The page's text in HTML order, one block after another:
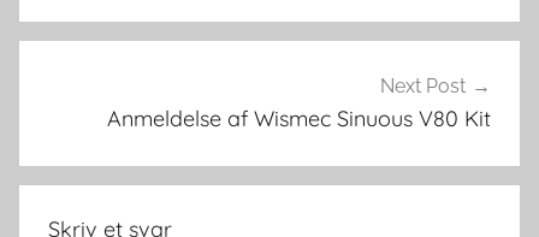
n
Next Post
Anmeldelse af Wismec Sinuous V80 Kit
Skriv et svar